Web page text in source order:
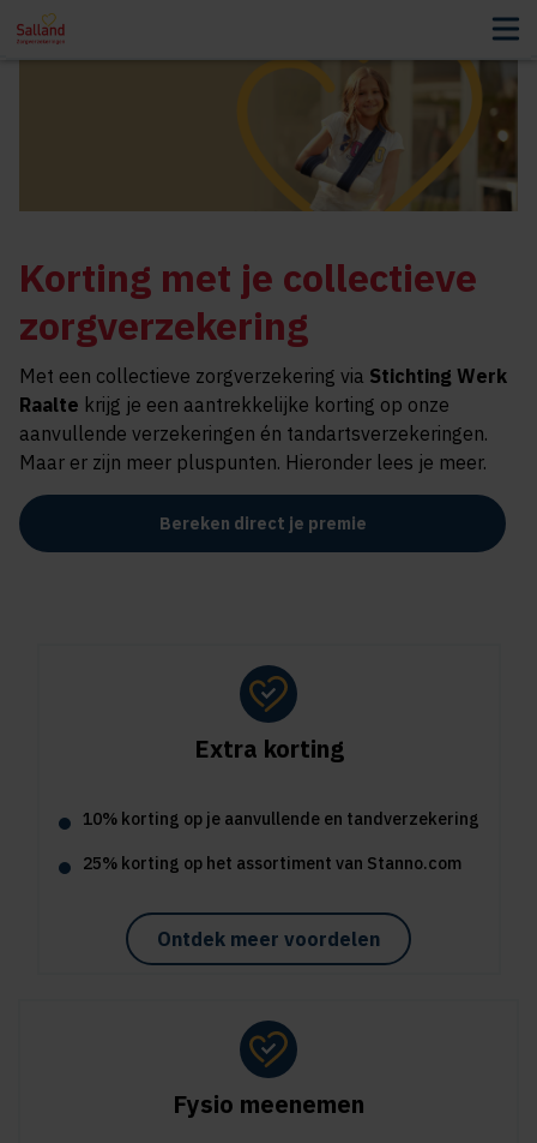
Korting met je collectieve
zorgverzekering
Met een collectieve zorgverzekering via Stichting Werk
Raalte krijg je een aantrekkelijke korting op onze
aanvullende verzekeringen én tandartsverzekeringen.
Maar er zijn meer pluspunten. Hieronder lees je meer.
Bereken direct je premie
Extra korting
10% korting op je aanvullende en tandverzekering
25% korting op het assortiment van Stanno.com
Ontdek meer voordelen
Fysio meenemen